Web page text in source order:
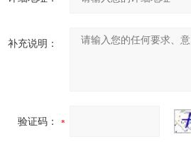
补充说明：
验证码：